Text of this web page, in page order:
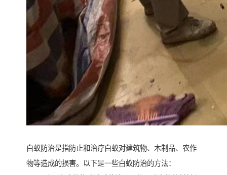
白蚁防治是指防止和治疗白蚁对建筑物、木制品、农作
物等造成的损害。以下是一些白蚁防治的方法：